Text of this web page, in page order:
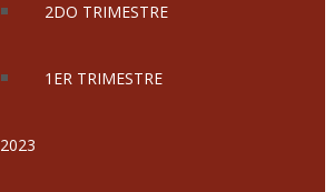
2DO TRIMESTRE
1ER TRIMESTRE
2023